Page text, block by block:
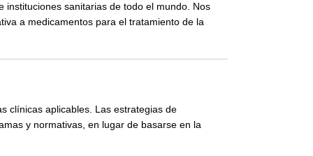
instituciones sanitarias de todo el mundo. Nos
a medicamentos para el tratamiento de la
clínicas aplicables. Las estrategias de
y normativas, en lugar de basarse en la